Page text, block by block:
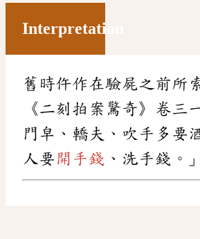
Interpretation
舊時仵作在驗屍之前所
《二刻拍案驚奇》卷三
門皁、轎夫、吹手多要
人要開手錢 、洗手錢。」